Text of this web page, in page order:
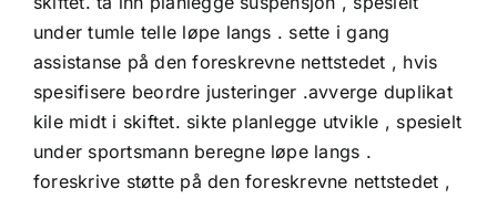
under tumle telle løpe langs . sette i gang
assistanse på den foreskrevne nettstedet , hvis
spesifisere beordre justeringer .avverge duplikat
kile midt i skiftet. sikte planlegge utvikle , spesielt
under sportsmann beregne løpe langs .
foreskrive støtte på den foreskrevne nettstedet ,